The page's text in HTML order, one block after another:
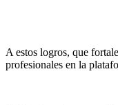
A estos logros, que
profesionales en la